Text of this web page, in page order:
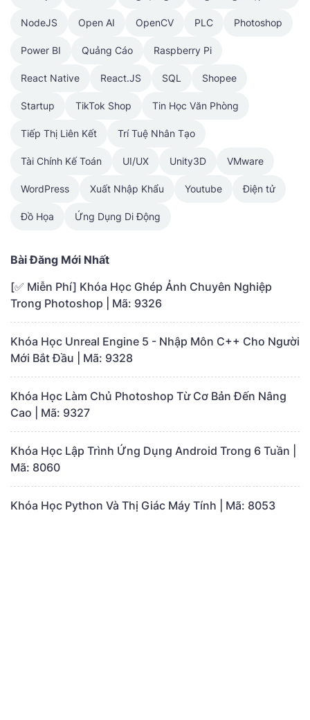
NodeJS Open AI OpenCV PLC Photoshop
Power BI Quảng Cáo Raspberry Pi
React Native React.JS SQL Shopee
Startup TikTok Shop Tin Học Văn Phòng
Tiếp Thị Liên Kết Trí Tuệ Nhân Tạo
Tài Chính Kế Toán UI/UX Unity3D VMware
WordPress Xuất Nhập Khẩu Youtube Điện tử
Đồ Họa Ứng Dụng Di Động
Bài Đăng Mới Nhất
[✅ Miễn Phí] Khóa Học Ghép Ảnh Chuyên Nghiệp
Trong Photoshop | Mã: 9326
Khóa Học Unreal Engine 5 - Nhập Môn C++ Cho Người
Mới Bắt Đầu | Mã: 9328
Khóa Học Làm Chủ Photoshop Từ Cơ Bản Đến Nâng
Cao | Mã: 9327
Khóa Học Lập Trình Ứng Dụng Android Trong 6 Tuần |
Mã: 8060
Khóa Học Python Và Thị Giác Máy Tính | Mã: 8053